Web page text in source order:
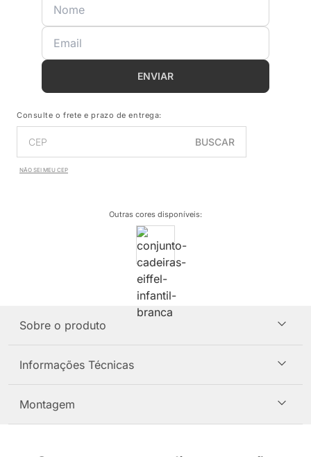
ENVIAR
Consulte o frete e prazo de entrega:
BUSCAR
NÃO SEI MEU CEP
Outras cores disponíveis:
Sobre o produto
Informações Técnicas
Montagem